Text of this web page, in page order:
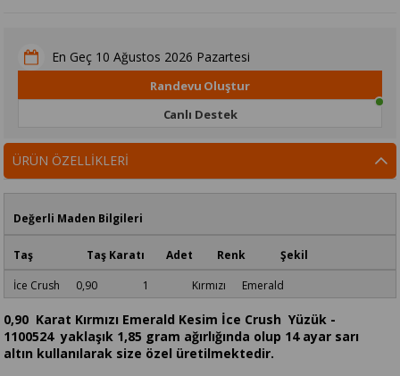
En Geç 10 Ağustos 2026 Pazartesi
Randevu Oluştur
Canlı Destek
ÜRÜN ÖZELLIKLERI
Değerli Maden Bilgileri
Taş Taş Karatı Adet Renk Şekil
İce Crush 0,90 1 Kırmızı Emerald
0,90 Karat Kırmızı Emerald Kesim İce Crush Yüzük -
1100524 yaklaşık 1,85 gram ağırlığında olup 14 ayar sarı
altın kullanılarak size özel üretilmektedir.